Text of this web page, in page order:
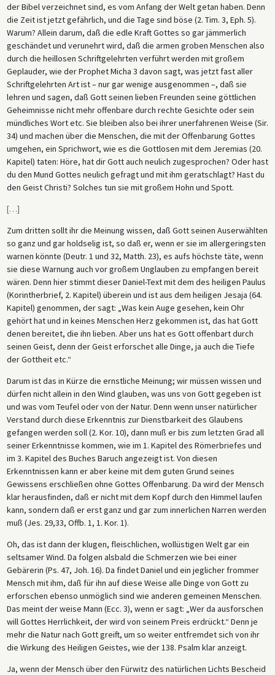
der Bibel verzeichnet sind, es vom Anfang der Welt getan haben. Denn
die Zeit ist jetzt gefährlich, und die Tage sind böse (2. Tim. 3, Eph. 5).
Warum? Allein darum, daß die edle Kraft Gottes so gar jämmerlich
geschändet und verunehrt wird, daß die armen groben Menschen also
durch die heillosen Schriftgelehrten verführt werden mit großem
Geplauder, wie der Prophet Micha 3 davon sagt, was jetzt fast aller
Schriftgelehrten Art ist – nur gar wenige ausgenommen –, daß sie
lehren und sagen, daß Gott seinen lieben Freunden seine göttlichen
Geheimnisse nicht mehr offenbare durch rechte Gesichte oder sein
mündliches Wort etc. Sie bleiben also bei ihrer unerfahrenen Weise (Sir.
34) und machen über die Menschen, die mit der Offenbarung Gottes
umgehen, ein Sprichwort, wie es die Gottlosen mit dem Jeremias (20.
Kapitel) taten: Höre, hat dir Gott auch neulich zugesprochen? Oder hast
du den Mund Gottes neulich gefragt und mit ihm geratschlagt? Hast du
den Geist Christi? Solches tun sie mit großem Hohn und Spott.
[…]
Zum dritten sollt ihr die Meinung wissen, daß Gott seinen Auserwählten
so ganz und gar holdselig ist, so daß er, wenn er sie im allergeringsten
warnen könnte (Deutr. 1 und 32, Matth. 23), es aufs höchste täte, wenn
sie diese Warnung auch vor großem Unglauben zu empfangen bereit
wären. Denn hier stimmt dieser Daniel-Text mit dem des heiligen Paulus
(Korintherbrief, 2. Kapitel) überein und ist aus dem heiligen Jesaja (64.
Kapitel) genommen, der sagt: „Was kein Auge gesehen, kein Ohr
gehört hat und in keines Menschen Herz gekommen ist, das hat Gott
denen bereitet, die ihn lieben. Aber uns hat es Gott offenbart durch
seinen Geist, denn der Geist erforschet alle Dinge, ja auch die Tiefe
der Gottheit etc.“
Darum ist das in Kürze die ernstliche Meinung; wir müssen wissen und
dürfen nicht allein in den Wind glauben, was uns von Gott gegeben ist
und was vom Teufel oder von der Natur. Denn wenn unser natürlicher
Verstand durch diese Erkenntnis zur Dienstbarkeit des Glaubens
gefangen werden soll (2. Kor. 10), dann muß er bis zum letzten Grad all
seiner Erkenntnisse kommen, wie im 1. Kapitel des Römerbriefes und
im 3. Kapitel des Buches Baruch angezeigt ist. Von diesen
Erkenntnissen kann er aber keine mit dem guten Grund seines
Gewissens erschließen ohne Gottes Offenbarung. Da wird der Mensch
klar herausfinden, daß er nicht mit dem Kopf durch den Himmel laufen
kann, sondern daß er erst ganz und gar zum innerlichen Narren werden
muß (Jes. 29,33, Offb. 1, 1. Kor. 1).
Oh, das ist dann der klugen, fleischlichen, wollüstigen Welt gar ein
seltsamer Wind. Da folgen alsbald die Schmerzen wie bei einer
Gebärerin (Ps. 47, Joh. 16). Da findet Daniel und ein jeglicher frommer
Mensch mit ihm, daß für ihn auf diese Weise alle Dinge von Gott zu
erforschen ebenso unmöglich sind wie anderen gemeinen Menschen.
Das meint der weise Mann (Ecc. 3), wenn er sagt: „Wer da ausforschen
will Gottes Herrlichkeit, der wird von seinem Preis erdrückt.“ Denn je
mehr die Natur nach Gott greift, um so weiter entfremdet sich von ihr
die Wirkung des Heiligen Geistes, wie der 138. Psalm klar anzeigt.
Ja, wenn der Mensch über den Fürwitz des natürlichen Lichts Bescheid